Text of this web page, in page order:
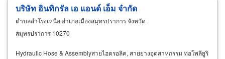
บริษัท อินทิกรัล เอ แอนด์ เอ็ม จำกัด
ตำบลสำโรงเหนือ อำเภอเมืองสมุทรปราการ จังหวัด
สมุทรปราการ 10270
Hydraulic Hose & Assemblyสายไฮดรอลิค, สายยางอุตสาหกรรม ท่อโพลียูริ